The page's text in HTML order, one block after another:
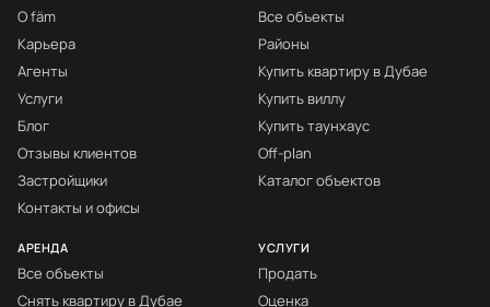
О fäm
Карьера
Агенты
Услуги
Блог
Отзывы клиентов
Застройщики
Контакты и офисы
Все объекты
Районы
Купить квартиру в Дубае
Купить виллу
Купить таунхаус
Off-plan
Каталог объектов
АРЕНДА
Все объекты
Снять квартиру в Дубае
УСЛУГИ
Продать
Оценка